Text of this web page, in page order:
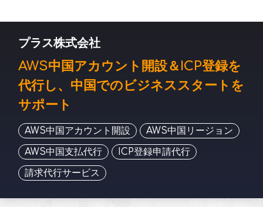
プラス株式会社
AWS中国アカウント開設＆ICP登録を
代行し、中国でのビジネススタートを
サポート
AWS中国アカウント開設
AWS中国リージョン
AWS中国支払代行
ICP登録申請代行
請求代行サービス